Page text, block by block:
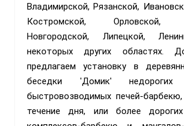
Владимирской, Рязанской,
Костромской, Орловской,
Новгородской, Липецкой,
некоторых других областях.
предлагаем установку в
беседки 'Домик' недорогих
быстровозводимых печей-
течение дня, или более